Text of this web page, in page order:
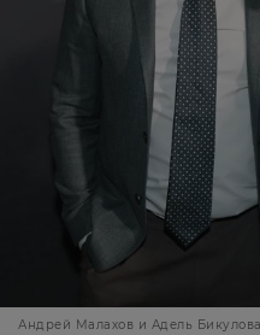
Андрей Малахов и Адель Бикулова